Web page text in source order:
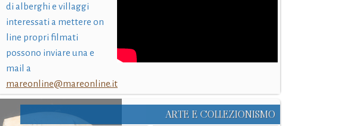
di alberghi e villaggi
interessati a mettere on
line propri filmati
possono inviare una e
mail a
mareonline@mareonline.it
ARTE E COLLEZIONISMO